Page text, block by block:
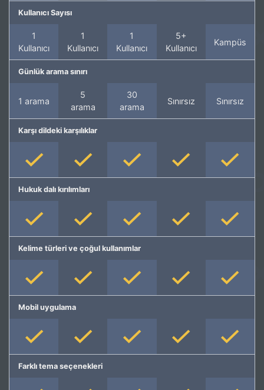
Kullanıcı Sayısı
1
Kullanıcı
1
Kullanıcı
1
Kullanıcı
5+
Kullanıcı
Kampüs
Günlük arama sınırı
1 arama
5
arama
30
arama
Sınırsız Sınırsız
Karşı dildeki karşılıklar
Hukuk dalı kırılımları
Kelime türleri ve çoğul kullanımlar
Mobil uygulama
Farklı tema seçenekleri